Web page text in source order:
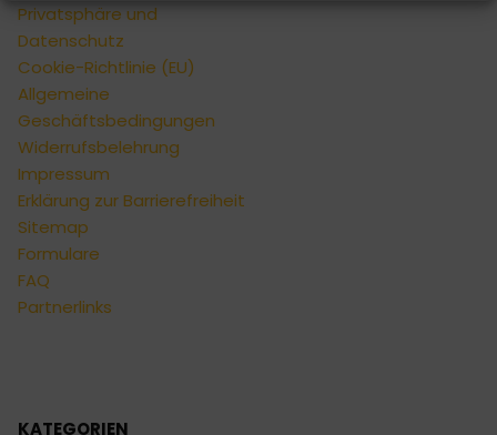
Privatsphäre und
Datenschutz
Cookie-Richtlinie (EU)
Allgemeine
Geschäftsbedingungen
Widerrufsbelehrung
Impressum
Erklärung zur Barrierefreiheit
Sitemap
Formulare
FAQ
Partnerlinks
KATEGORIEN